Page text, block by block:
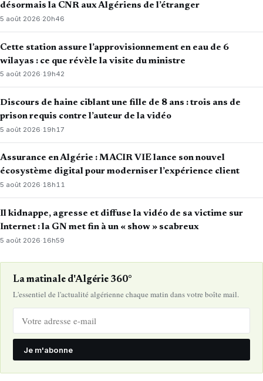
désormais la CNR aux Algériens de l’étranger
5 août 2026·20h46
Cette station assure l’approvisionnement en eau de 6
wilayas : ce que révèle la visite du ministre
5 août 2026·19h42
Discours de haine ciblant une fille de 8 ans : trois ans de
prison requis contre l’auteur de la vidéo
5 août 2026·19h17
Assurance en Algérie : MACIR VIE lance son nouvel
écosystème digital pour moderniser l’expérience client
5 août 2026·18h11
Il kidnappe, agresse et diffuse la vidéo de sa victime sur
Internet : la GN met fin à un « show » scabreux
5 août 2026· 16h59
La matinale d'Algérie 360°
L'essentiel de l'actualité algérienne chaque matin dans votre boîte mail.
Je m'abonne